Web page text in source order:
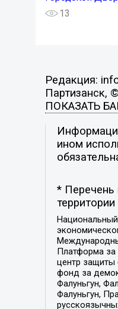
13
Редакция:
Партизанск,
ПОКАЗАТЬ
ином
* Перечень
Платформа
центр защиты
фонд за
Фалуньгун,
Фалуньгун,